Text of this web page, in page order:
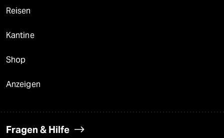
Reisen
Kantine
Shop
Anzeigen
Fragen & Hilfe